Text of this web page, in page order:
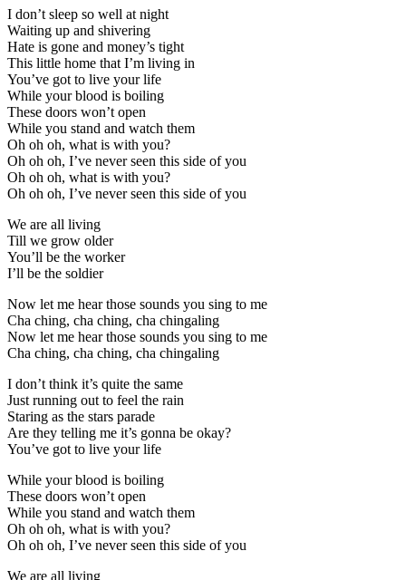
I don’t sleep so well at night
Waiting up and shivering
Hate is gone and money’s tight
This little home that I’m living in
You’ve got to live your life
While your blood is boiling
These doors won’t open
While you stand and watch them
Oh oh oh, what is with you?
Oh oh oh, I’ve never seen this side of you
Oh oh oh, what is with you?
Oh oh oh, I’ve never seen this side of you
We are all living
Till we grow older
You’ll be the worker
I’ll be the soldier
Now let me hear those sounds you sing to me
Cha ching, cha ching, cha chingaling
Now let me hear those sounds you sing to me
Cha ching, cha ching, cha chingaling
I don’t think it’s quite the same
Just running out to feel the rain
Staring as the stars parade
Are they telling me it’s gonna be okay?
You’ve got to live your life
While your blood is boiling
These doors won’t open
While you stand and watch them
Oh oh oh, what is with you?
Oh oh oh, I’ve never seen this side of you
We are all living